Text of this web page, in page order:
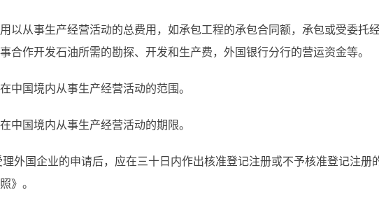
以从事生产经营活动的总费用，如承包工程的承包合同额，承包或受委托
合作开发石油所需的勘探、开发和生产费，外国银行分行的营运资金等。
中国境内从事生产经营活动的范围。
中国境内从事生产经营活动的期限。
外国企业的申请后，应在三十日内作出核准登记注册或不予核准登记注册
》。